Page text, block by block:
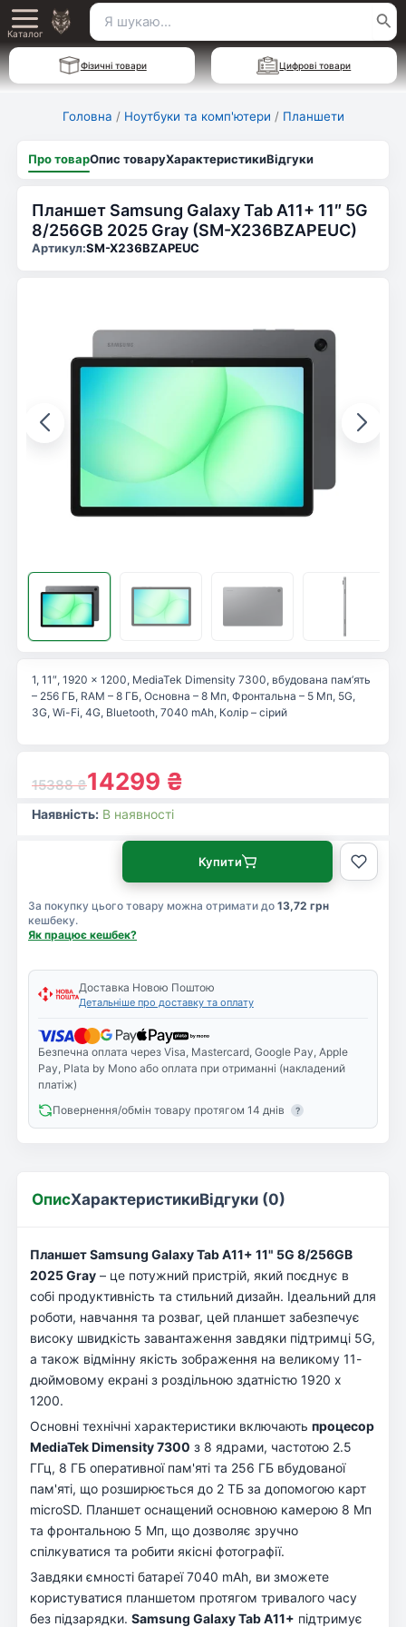
Перейти
до
вмісту
Main
Menu
Каталог
Пошук
для:
Фізичні товари Цифрові товари
Головна / Ноутбуки та комп'ютери / Планшети
Про товарОпис товаруХарактеристикиВідгуки
Планшет Samsung Galaxy Tab A11+ 11″ 5G
8/256GB 2025 Gray (SM-X236BZAPEUC)
Артикул:SM-X236BZAPEUC
15388₴14299 ₴
1, 11″, 1920 x 1200, MediaTek Dimensity 7300, вбудована пам’ять
– 256 ГБ, RAM – 8 ГБ, Основна – 8 Мп, Фронтальна – 5 Мп, 5G,
3G, Wi-Fi, 4G, Bluetooth, 7040 mAh, Колір – сірий
Наявність: В наявності
За покупку цього товару можна отримати до 13,72 грн
кешбеку.
Як працює кешбек?
Купити
Доставка Новою Поштою
Детальніше про доставку та оплату
Безпечна оплата через Visa, Mastercard, Google Pay, Apple
Pay, Plata by Mono або оплата при отриманні (накладений
платіж)
Повернення/обмін товару протягом 14 днів
?
ОписХарактеристикиВідгуки (0)
Планшет Samsung Galaxy Tab A11+ 11" 5G 8/256GB
2025 Gray – це потужний пристрій, який поєднує в
собі продуктивність та стильний дизайн. Ідеальний для
роботи, навчання та розваг, цей планшет забезпечує
високу швидкість завантаження завдяки підтримці 5G,
а також відмінну якість зображення на великому 11-
дюймовому екрані з роздільною здатністю 1920 x
1200.
Основні технічні характеристики включають процесор
MediaTek Dimensity 7300 з 8 ядрами, частотою 2.5
ГГц, 8 ГБ оперативної пам'яті та 256 ГБ вбудованої
пам'яті, що розширюється до 2 ТБ за допомогою карт
microSD. Планшет оснащений основною камерою 8 Мп
та фронтальною 5 Мп, що дозволяє зручно
спілкуватися та робити якісні фотографії.
Завдяки ємності батареї 7040 mAh, ви зможете
користуватися планшетом протягом тривалого часу
без підзарядки. Samsung Galaxy Tab A11+ підтримує